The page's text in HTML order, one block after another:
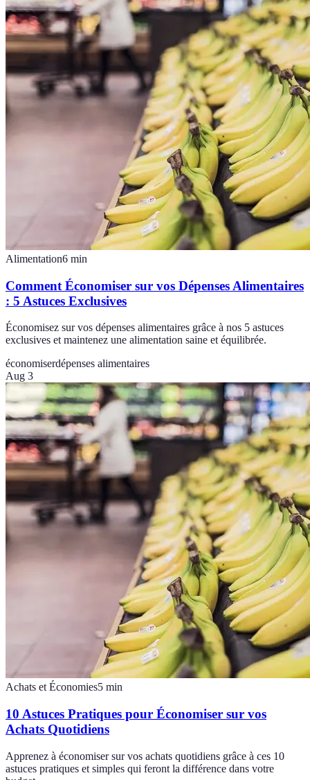
Alimentation6 min
Comment Économiser sur vos Dépenses Alimentaires
: 5 Astuces Exclusives
Économisez sur vos dépenses alimentaires grâce à nos 5 astuces
exclusives et maintenez une alimentation saine et équilibrée.
économiserdépenses alimentaires
Aug 3
Achats et Économies5 min
10 Astuces Pratiques pour Économiser sur vos
Achats Quotidiens
Apprenez à économiser sur vos achats quotidiens grâce à ces 10
astuces pratiques et simples qui feront la différence dans votre